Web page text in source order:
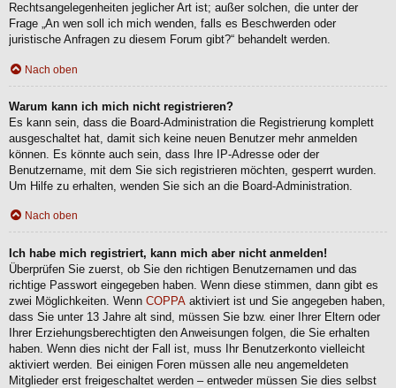
Rechtsangelegenheiten jeglicher Art ist; außer solchen, die unter der
Frage „An wen soll ich mich wenden, falls es Beschwerden oder
juristische Anfragen zu diesem Forum gibt?“ behandelt werden.
Nach oben
Warum kann ich mich nicht registrieren?
Es kann sein, dass die Board-Administration die Registrierung komplett
ausgeschaltet hat, damit sich keine neuen Benutzer mehr anmelden
können. Es könnte auch sein, dass Ihre IP-Adresse oder der
Benutzername, mit dem Sie sich registrieren möchten, gesperrt wurden.
Um Hilfe zu erhalten, wenden Sie sich an die Board-Administration.
Nach oben
Ich habe mich registriert, kann mich aber nicht anmelden!
Überprüfen Sie zuerst, ob Sie den richtigen Benutzernamen und das
richtige Passwort eingegeben haben. Wenn diese stimmen, dann gibt es
zwei Möglichkeiten. Wenn COPPA aktiviert ist und Sie angegeben haben,
dass Sie unter 13 Jahre alt sind, müssen Sie bzw. einer Ihrer Eltern oder
Ihrer Erziehungsberechtigten den Anweisungen folgen, die Sie erhalten
haben. Wenn dies nicht der Fall ist, muss Ihr Benutzerkonto vielleicht
aktiviert werden. Bei einigen Foren müssen alle neu angemeldeten
Mitglieder erst freigeschaltet werden – entweder müssen Sie dies selbst